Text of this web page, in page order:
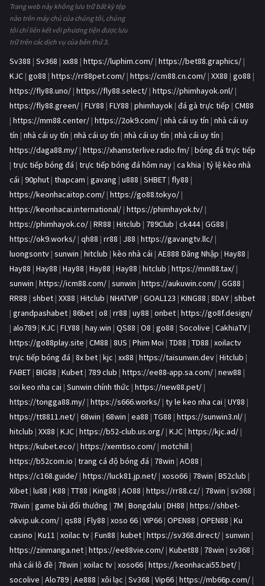
Trang web này không lưu trữ bất kỳ tệp
nào trên máy chủ của chúng tôi, chúng
tôi chỉ liên kết với phương tiện được lưu
trữ trên các dịch vụ của bên thứ 3.
Sv388 | Sv368 | xx88 | https://luphim.com/ | https://bet88.graphics/ |
KJC | go88 | https://rr88pet.com/ | https://cm88.cn.com/ | XX88 | go88 |
https://fly88.uno/ | https://fly88.select/ | https://phimhayok.onl/ |
https://fly88.green/ | FLY88 | FLY88 | phimhayok | đá gà trực tiếp | CM88
| https://mm88.center/ | https://2ok9.com/ | nhà cái uy tín | nhà cái uy
tín | nhà cái uy tín | nhà cái uy tín | nhà cái uy tín | nhà cái uy tín |
https://daga88.my/ | https://xhamsterlive.radio.fm/ | bóng đá trực tiếp
| trực tiếp bóng đá | trực tiếp bóng đá hôm nay | ca khia | tỷ lệ kèo nhà
cái | 90phut | thapcam | gavang | u888 | SHBET | fly88 |
https://keonhacaitop.com/ | https://go88.tokyo/ |
https://keonhacai.international/ | https://phimhayok.tv/ |
https://phimhayok.co/ | RR88 | Hitclub | 789Club | ck444| GG88 |
https://ok9.works/ | qh88 | rr88 | J88 | https://gavangtv.llc/ |
luongsontv | sunwin | hitclub | kèo nhà cái | AE888 Đăng Nhập | Hay88 |
Hay88 | Hay88 | Hay88 | Hay88 | Hay88 | hitclub | https://mm88.tax/ |
sunwin | https://icm88.com/ | sunwin | https://aukuwin.com/ | GG88 |
RR88 | shbet | XX88 | Hitclub | NHATVIP | GOAL123 | KING88 | 8DAY | shbet
| grandpashabet | 86bet | o8 | rr88 | uy88 | onbet | https://go8f.design/
| alo789 | KJC | FLY88 | hay.win | QS88 | O8 | go88 | Socolive | CakhiaTV |
https://go88play.site | CM88 | 8US | Phim Moi | TD88 | TD88 | xoilactv
trực tiếp bóng đá | 8x bet | kjc | xx88 | https://taisunwin.dev | Hitclub |
FABET | BIG88 | Kubet | 789 club | https://ee88-app.sa.com/ | new88 |
soi keo nha cai | Sunwin chính thức | https://new88.pet/ |
https://tongga88.my/ | https://s666.works/ | ty le keo nha cai | UY88 |
https://tt8811.net/ | 68win | 68win | ea88 | TG88 | https://sunwin3.nl/ |
hitclub | XX88 | KJC | https://b52-club.us.org/ | KJC | https://kjc.ad/ |
https://kubet.eco/ | https://xemtiso.com/ | motchill |
https://b52com.io | trang cá độ bóng đá | 78win | AO88 |
https://c168.guide/ | https://luck81.jp.net/ | xoso66 | 78win | B52club |
Xibet | lu88 | K88 | TT88 | King88 | AO88 | https://rr88.cz/ | 78win | sv368 |
78win | game bài đổi thưởng | 7M | Bongdalu | DH88 | https://shbet-
okvip.uk.com/ | qs88 | Fly88 | xoso 66 | VIP66 | OPEN88 | OPEN88 | Ku
casino | Ku11 | xoilac tv | Fun88 | kubet | https://sv368.direct/ | sunwin |
https://zinmanga.net | https://ee88vie.com/ | Kubet88 | 78win | sv368 |
nhà cái lô đề | 78win | xoilac tv | xoso66 | https://keonhacai55.bet/ |
socolive | Alo789 | Ae888 | xôi lạc | Sv368 | Vip66 | https://mb66p.com/ |